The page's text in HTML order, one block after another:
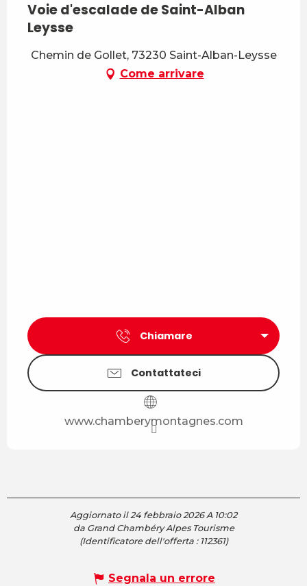
Voie d'escalade de Saint-Alban
Leysse
Chemin de Gollet, 73230 Saint-Alban-Leysse
Come arrivare
Chiamare
Contattateci
www.chamberymontagnes.com
Aggiornato il 24 febbraio 2026 A 10:02
da Grand Chambéry Alpes Tourisme
(Identificatore dell'offerta : 112361)
Segnala un errore